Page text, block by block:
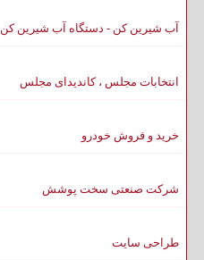
آب شیرین کن - دستگاه آب شیرین کن
انتخابات مجلس ، کاندیدای مجلس
خرید و فروش خودرو
شرکت صنعتی سخت پوشش
طراحی سایت